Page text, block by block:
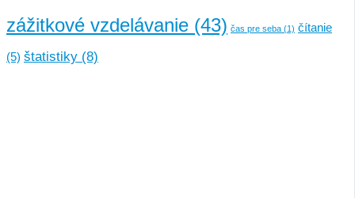
zážitkové vzdelávanie (43) čas pre seba (1) čítanie
(5) štatistiky (8)